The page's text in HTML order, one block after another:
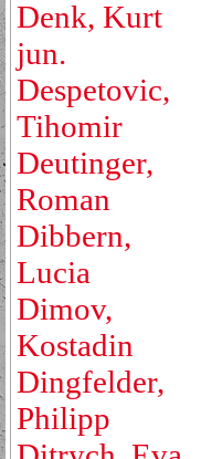
Denk, Kurt
jun.
Despetovic,
Tihomir
Deutinger,
Roman
Dibbern,
Lucia
Dimov,
Kostadin
Dingfelder,
Philipp